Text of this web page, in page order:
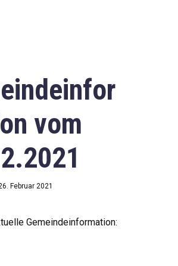
vom
Februar 2021
Gemeindeinformation: